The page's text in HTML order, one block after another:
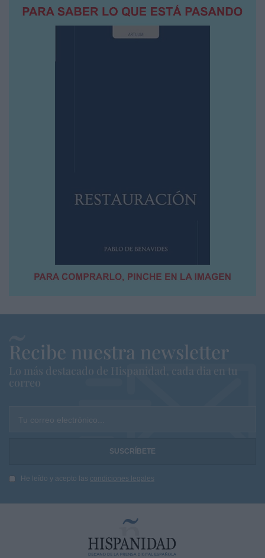
Recibe nuestra newsletter
Lo más destacado de Hispanidad, cada dia en tu
correo
Tu correo electrónico...
He leído y acepto las condiciones legales